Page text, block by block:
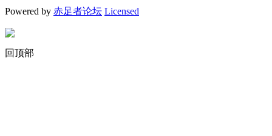
Powered by 赤足者论坛 Licensed
回顶部